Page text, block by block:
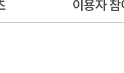
이용자 참